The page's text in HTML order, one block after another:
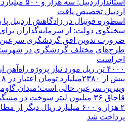
اردبیل تخصیص یافت
اسطوره فوتبال در زادگاهش اردبیل
سخنگوی دولت: از سرمایه‌گذاران
ضرورت تدوین افق گردشگری
طرح‌های مختلف گردشگری در
اجراست
۴۰۰۰ تن ریل مورد نیاز پروژه
بیش از ۲۳۸۰میلیارد تومان اعتبار در ۸ ماه گذشته
ویترین سرعین خالی است؛میدان
قاچاق ۳۶ میلیون لیتر سوخت در مشگین‌شهر متوقف شد
۲ هزار و ۶۰۰‌ میلیارد ریال
پرداخت شد